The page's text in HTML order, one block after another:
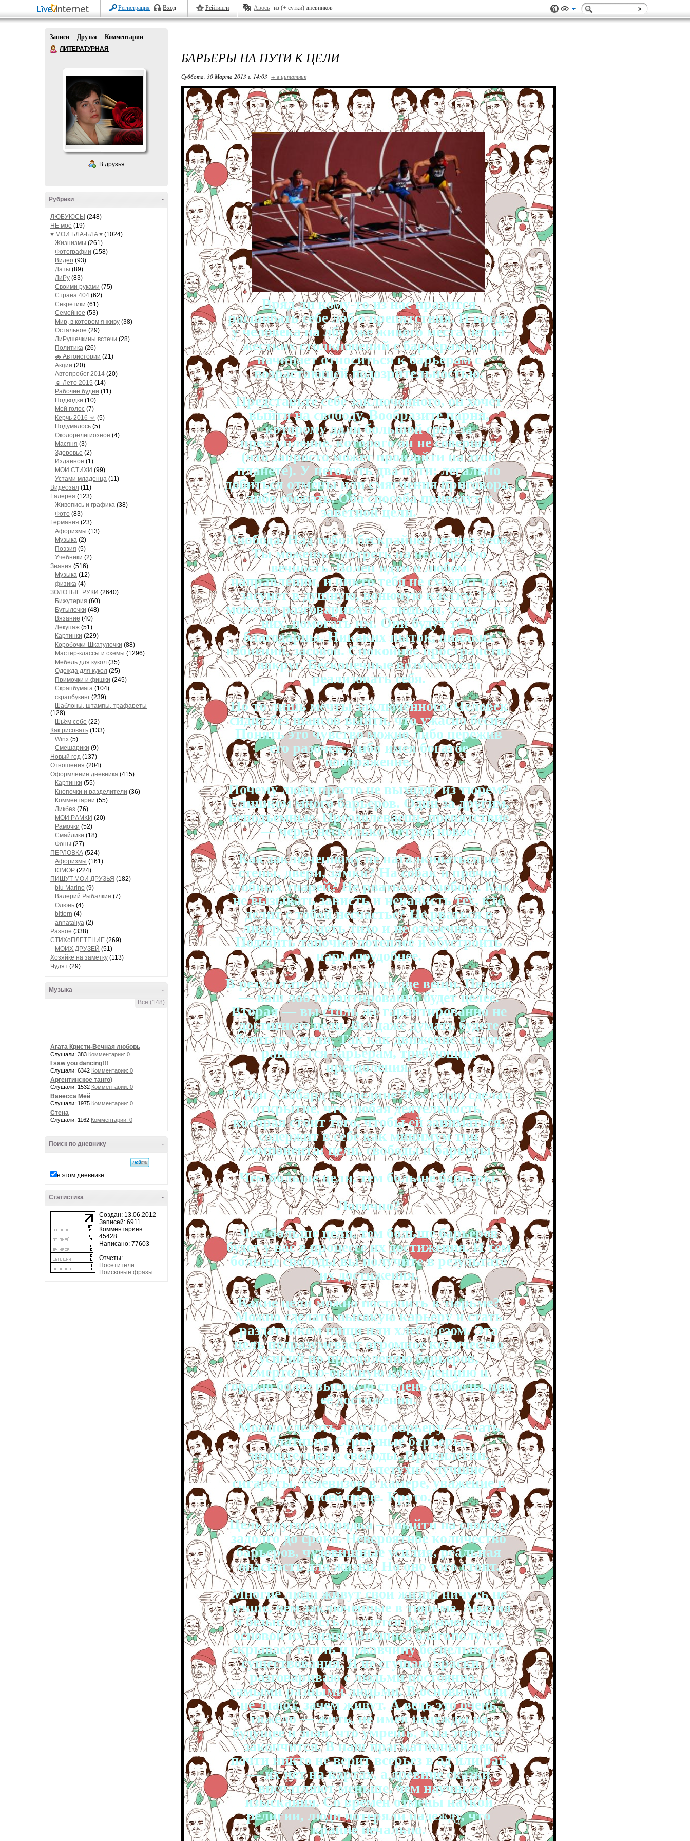
Регистрация Вход Рейтинги Авось из (+ сутки) дневников
Записи Друзья
Комментарии
ЛИТЕРАТУРНАЯ
В друзья
-
Рубрики
ЛЮБУЮСЬ! (248)
НЕ моё (19)
♥ МОИ БЛA-БЛA ♥ (1024)
Жизнизмы (261)
Фотографии (158)
Видео (93)
Даты (89)
ЛиРу (83)
Своими руками (75)
Страна 404 (62)
Секретики (61)
Семейное (53)
Мир, в котором я живу (38)
Остальное (29)
ЛиРушечкины встечи (28)
Политика (26)
🚗 Автоистории (21)
Акции (20)
Автопробег 2014 (20)
☺ Лето 2015 (14)
Рабочие будни (11)
Подводки (10)
Мой голос (7)
Керчь 2016 🔅 (5)
Подумалось (5)
Околорелигиозное (4)
Масяня (3)
Здоровье (2)
Изданное (1)
МОИ СТИХИ (99)
Устами младенца (11)
Видеозал (11)
Гaлерея (123)
Живопись и грaфикa (38)
Фото (83)
Гермaния (23)
Aфоризмы (13)
Музыкa (2)
Поэзия (5)
Учебники (2)
Знания (516)
Музыкa (12)
физика (4)
ЗОЛОТЫЕ РУКИ (2640)
Бижутерия (60)
Бутылочки (48)
Вязaние (40)
Декупaж (51)
Кaртинки (229)
Коробочки-Шкатулочки (88)
Мастер-классы и схемы (1296)
Мебель для кукол (35)
Одеждa для кукол (25)
Примочки и фишки (245)
Скрaпбумaгa (104)
скрапбукинг (239)
Шaблоны, штaмпы, трaфaреты
(128)
Шьём себе (22)
Как рисовать (133)
Winx (5)
Смешарики (9)
Новый год (137)
Отношения (204)
Оформление дневника (415)
Кaртинки (55)
Кнопочки и рaзделители (36)
Комментaрии (55)
Ликбез (76)
МОИ РAМКИ (20)
Рaмочки (52)
Смaйлики (18)
Фоны (27)
ПЕРЛОВКА (524)
Aфоризмы (161)
ЮМОР (224)
ПИШУТ МОИ ДРУЗЬЯ (182)
blu Marino (9)
Валерий Рыбалкин (7)
Олюнь (4)
bittern (4)
annataliya (2)
Разное (338)
СТИХоПЛЕТЕНИЕ (269)
МОИХ ДРУЗЕЙ (51)
Хозяйке на заметку (113)
Чудят (29)
-
Музыка
Все (148)
Агата Кристи-Вечная любовь
Слушали: 383 Комментарии: 0
I saw you dancing!!!
Слушали: 6342 Комментарии: 0
Аргентинское танго)
Слушали: 1532 Комментарии: 0
Ванесса Мей
Слушали: 1975 Комментарии: 0
Стена
Слушали: 1162 Комментарии: 0
-
Поиск по дневнику
в этом дневнике
-
Статистика
Создан: 13.06.2012
Записей: 6911
Комментариев:
45428
Написано: 77603
Отчеты:
Посетители
Поисковые фразы
БАРЬЕРЫ НА ПУТИ К ЦЕЛИ
Суббота, 30 Марта 2013 г. 14:03 + в цитатник
Вряд ли кому-то из нас нравится
расшибать себе лоб о препятствия. И когда
у человека на лбу уже живого места нет от
жестких столкновений с барьерами, он
начинает относиться к барьерам с
возрастающей подозрительностью.
Представьте себе заключенного, он хочет
выйти на свободу. Вообразите парня,
которому дали большой срок за
преступление, которого он не совершал
(что запросто может произойти на этой
планете). У него есть два пути: легально
добиться отмены или смягчения приговора,
либо сбежать. Оба способа приведут к
заветной цели.
Свобода. Над тобой бескрайнее летнее небо.
Ты можешь смотреть на него целую
вечность. Волен идти в любом
направлении, и никто тебя не схватит и не
засунет в душную, вонючую клетку. Ты
можешь разговаривать с людьми, учиться у
них, помогать им. Они будут тебе
благодарны. Никаких пыток, никаких
избиений, засовов. Спокойное пространство
вокруг. Бесконечные возможности
реализовать себя.
Но то лишь мечты заключённого. Человек
сидит без шансов выйти, что ужасно бесит.
Понять это чувство можно либо пережив
его разочек, либо имея богатое
воображение.
Почему люди просто не выходят из тюрем?
Слишком много барьеров. Один за другим,
неподъемные. Преодолеваешь препятствие
— через несколько метров новое.
Как заключенному не наталкиваться на
стены, двери, замки? На собак и прочих
злобных тварей? Не рваться к свободе. Как
не вызывать зависть и ненависть тех, кто
делит с тобой несчастье? Не рваться в
лидеры. Сидеть тихо и не отсвечивать.
Подшить тапочки потеплее и обустроить
нары поудобнее.
В результате вы получите две вещи. Первая
— ваш лоб гарантированно будет целее.
Вторая — вы столь же гарантированно не
достигнете цели. Вы даже думать будете
бояться о цели. Так как движение к цели
равняется барьерам, требующим
преодоления.
Л. Рон Хаббард в середине 50-х годов сделал
открытие, что любая деятельность,
которая стоит того, чтобы ей заниматься,
содержит в себе как минимум три
компонента: цели, свободы и барьеры.
Чем больше цели, тем больше барьеры.
Логично?
Чем больше цели, тем больше барьеров
будет у вас в процессе их достижения. И тем
больше свободы вы получите в результате
их достижения.
Какие цели можно поставить в тюрьме?
Можно сделать высокую карьеру и стать
раздатчиком пищи или хлеборезом. Эта
цель подразумевает огромное количество
усилий по преодолению барьеров,
смертельно-опасную конкуренцию и
гораздо более высокую степень свободы при
её достижении.
Можно сделать другую карьеру — стать
блатным. Серьезные барьеры,
значительные свободы. Привилегии.
Самые красивые «петухи», лучшие
сигареты, телевизор в камере, уважение в
своей среде. Круто.
Цель другого порядка — выйти на свободу
задолго до срока. Невероятное количество
барьеров, чудовищные усилия, реальная
опасность для жизни. Но оно того стоит.
Многие люди живут свои жизни ничуть не
лучше, чем заключенные в тюрьме. Апатия
и безысходность является фундаментом и
основой их жизни. Внешнее благополучие
скрывает гниль и ржавчину бесцельности
существования. Я не сгущаю краски. Я
разговариваю с людьми постоянно, с
самыми разными людьми. В основном они
не знают, зачем живут. А ведь это очень
тяжело — жить, не имея надежды на
будущее и зная, что умрешь, и на этом всё
закончится. В наш прагматичный век
почти никто не верит всерьез в ад или рай
— их нет на картах, а древние сказки
впечатляют меньше, чем научные
изыскания. Со времен отмены наукой
религии, люди потеряли надежду, что
крайне печально.